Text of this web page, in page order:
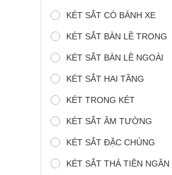
KÉT SẮT CÓ BÁNH XE
KÉT SẮT BÀN LỀ TRONG
KÉT SẮT BÀN LỀ NGOÀI
KÉT SẮT HAI TẦNG
KÉT TRONG KÉT
KÉT SẮT ÂM TƯỜNG
KÉT SẮT ĐẶC CHỦNG
KÉT SẮT THẢ TIỀN NGĂN